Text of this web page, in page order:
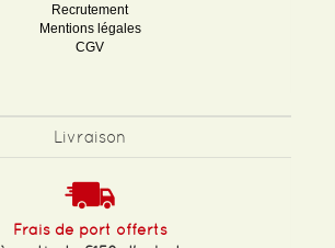
Recrutement
Mentions légales
CGV
Livraison
Frais de port offerts